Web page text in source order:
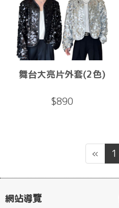
舞台大亮片外套(2色)
$890
« 1
網站導覽